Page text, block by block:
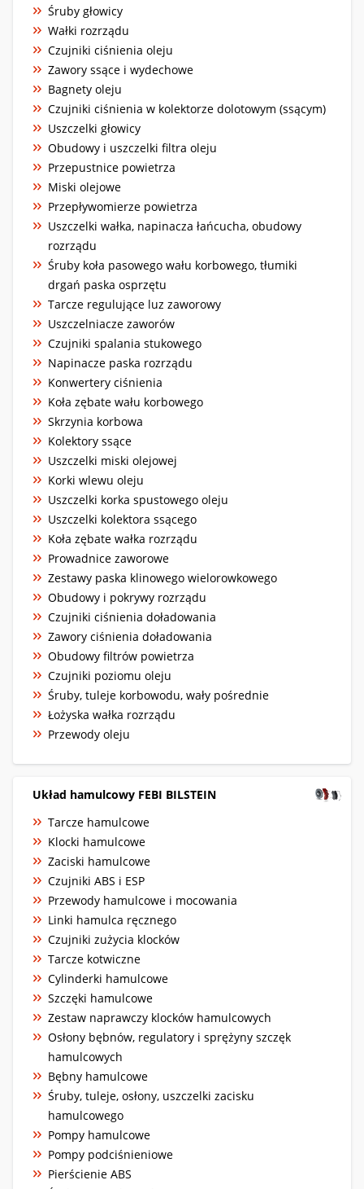
Śruby głowicy
Wałki rozrządu
Czujniki ciśnienia oleju
Zawory ssące i wydechowe
Bagnety oleju
Czujniki ciśnienia w kolektorze dolotowym (ssącym)
Uszczelki głowicy
Obudowy i uszczelki filtra oleju
Przepustnice powietrza
Miski olejowe
Przepływomierze powietrza
Uszczelki wałka, napinacza łańcucha, obudowy
rozrządu
Śruby koła pasowego wału korbowego, tłumiki
drgań paska osprzętu
Tarcze regulujące luz zaworowy
Uszczelniacze zaworów
Czujniki spalania stukowego
Napinacze paska rozrządu
Konwertery ciśnienia
Koła zębate wału korbowego
Skrzynia korbowa
Kolektory ssące
Uszczelki miski olejowej
Korki wlewu oleju
Uszczelki korka spustowego oleju
Uszczelki kolektora ssącego
Koła zębate wałka rozrządu
Prowadnice zaworowe
Zestawy paska klinowego wielorowkowego
Obudowy i pokrywy rozrządu
Czujniki ciśnienia doładowania
Zawory ciśnienia doładowania
Obudowy filtrów powietrza
Czujniki poziomu oleju
Śruby, tuleje korbowodu, wały pośrednie
Łożyska wałka rozrządu
Przewody oleju
Układ hamulcowy FEBI BILSTEIN
Tarcze hamulcowe
Klocki hamulcowe
Zaciski hamulcowe
Czujniki ABS i ESP
Przewody hamulcowe i mocowania
Linki hamulca ręcznego
Czujniki zużycia klocków
Tarcze kotwiczne
Cylinderki hamulcowe
Szczęki hamulcowe
Zestaw naprawczy klocków hamulcowych
Osłony bębnów, regulatory i sprężyny szczęk
hamulcowych
Bębny hamulcowe
Śruby, tuleje, osłony, uszczelki zacisku
hamulcowego
Pompy hamulcowe
Pompy podciśnieniowe
Pierścienie ABS